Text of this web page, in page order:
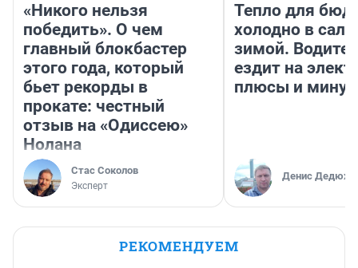
«Никого нельзя
победить». О чем
главный блокбастер
этого года, который
бьет рекорды в
прокате: честный
отзыв на «Одиссею»
Нолана
Стас Соколов
Эксперт
Тепло для
холодно в
зимой.
ездит на
плюсы и
Денис
РЕКОМЕНДУЕМ